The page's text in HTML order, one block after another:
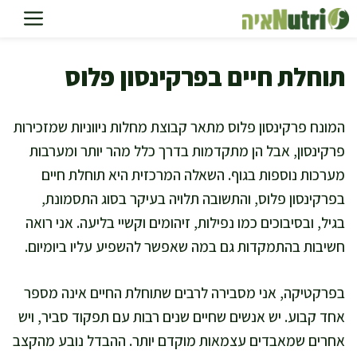
לדלג
לתוכן
תוחלת חיים בפרקינסון פלוס
המונח פרקינסון פלוס מתאר קבוצת מחלות ניווניות שמזכירות
פרקינסון, אבל הן מתקדמות בדרך כלל מהר יותר ומערבות
מערכות נוספות בגוף. השאלה המרכזית היא תוחלת חיים
בפרקינסון פלוס, והתשובה תלויה בעיקר בסוג התסמונת,
בגיל, ובסיבוכים כמו נפילות, זיהומים וקשיי בליעה. אני רואה
חשיבות בהתמקדות גם במה שאפשר להשפיע עליו ביומיום.
בפרקטיקה, אני מסבירה לרבים שתוחלת החיים אינה מספר
אחד קבוע. יש אנשים שחיים שנים רבות עם תפקוד סביר, ויש
אחרים שמאבדים עצמאות מוקדם יותר. ההבדל נובע מהקצב